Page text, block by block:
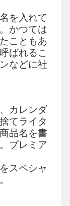
を入れて
かつては
こともあ
ばれるこ
などに社
カレンダ
てライタ
品名を書
プレミア
スペシャ